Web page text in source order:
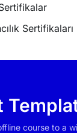
Sertifikaları
course to a